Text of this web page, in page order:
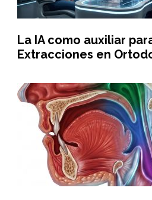
La IA como auxiliar
Extracciones en